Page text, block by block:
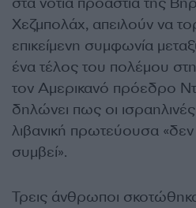
Χεζμπολάχ, απειλούν να
επικείμενη συμφωνία
ένα τέλος του πολέμου
τον Αμερικανό πρόεδρο
δηλώνει πως οι
λιβανική πρωτεύουσα
συμβεί».
Τρεις άνθρωποι